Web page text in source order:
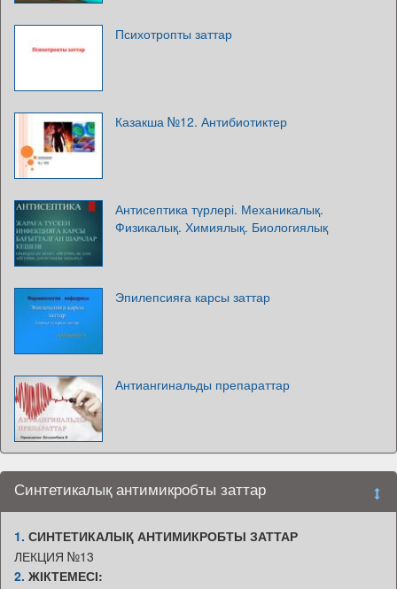
Психотропты заттар
Казакша №12. Антибиотиктер
Антисептика түрлері. Механикалық.
Физикалық. Химиялық. Биологиялық
Эпилепсияға карсы заттар
Антиангинальды препараттар
Синтетикалық антимикробты заттар
1. СИНТЕТИКАЛЫҚ АНТИМИКРОБТЫ ЗАТТАР
ЛЕКЦИЯ №13
2. ЖІКТЕМЕСІ: